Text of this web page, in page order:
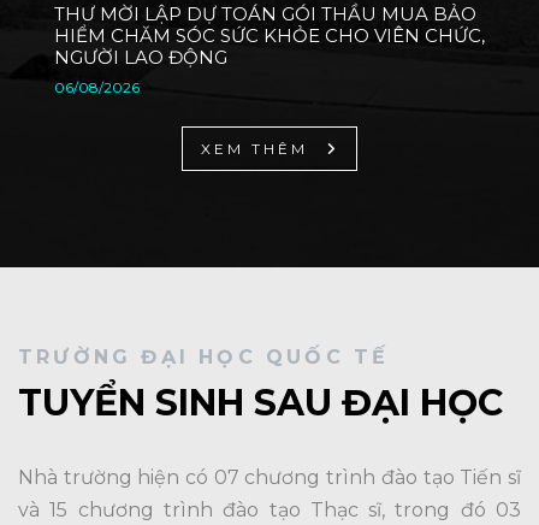
THƯ MỜI LẬP DỰ TOÁN GÓI THẦU MUA BẢO
HIỂM CHĂM SÓC SỨC KHỎE CHO VIÊN CHỨC,
NGƯỜI LAO ĐỘNG
06/08/2026
XEM THÊM
TRƯỜNG ĐẠI HỌC QUỐC TẾ
TUYỂN SINH SAU ĐẠI HỌC
Nhà trường hiện có 07 chương trình đào tạo Tiến sĩ
và 15 chương trình đào tạo Thạc sĩ, trong đó 03